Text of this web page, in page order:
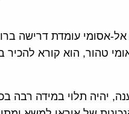
אסומי עומדת דרישה
טהור, הוא קורא
יהיה תלוי במידה רבה